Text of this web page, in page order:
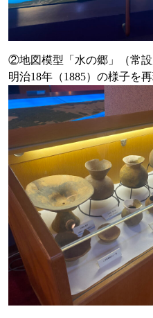
②地図模型「水の郷」（常設
明治18年（1885）の様子を